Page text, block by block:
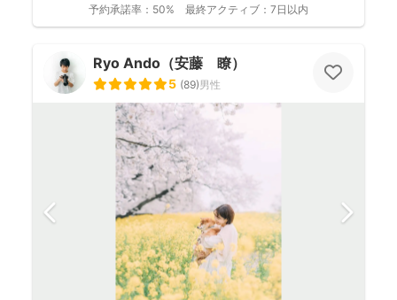
予約承諾率： 50% 最終アクティブ： 7日以内
Ryo Ando（安藤 瞭）
5 (89)男性